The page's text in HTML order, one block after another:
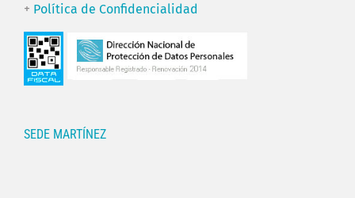
+ Política de Confidencialidad
SEDE MARTÍNEZ